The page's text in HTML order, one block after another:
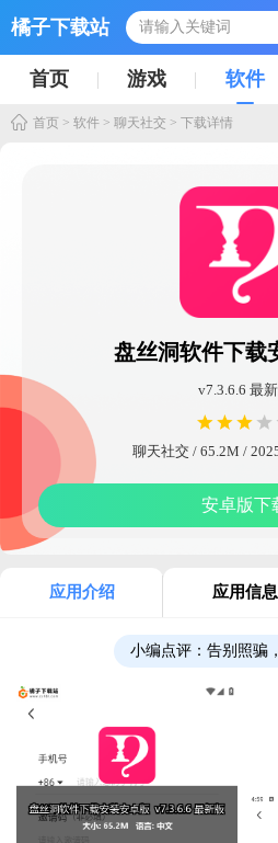
橘子下载站
首页 游戏 软件
首页 > 软件 > 聊天社交 > 下载详情
盘丝洞软件下载
v7.3.6.6 最
聊天社交 / 65.2M /
安卓版下
应用介绍 应用信息
小编点评： 告别照骗